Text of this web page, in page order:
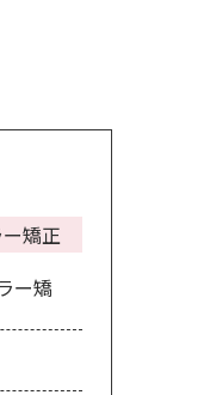
矯正
ー矯